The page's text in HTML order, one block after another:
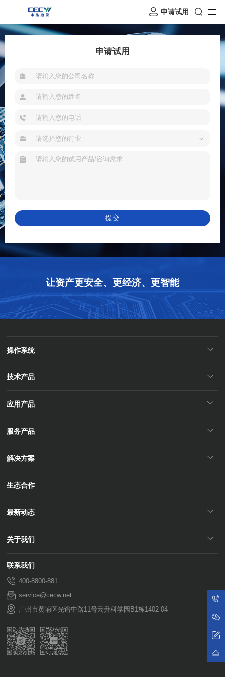
申请试用
申请试用
请选择您的行业
让资产更安全、更经济、更智能
操作系统
技术产品
应用产品
服务产品
解决方案
生态合作
最新动态
关于我们
联系我们
400-8800-881
service@cecw.net
广州市黄埔区光谱中路11号云升科学园B1栋1402-04